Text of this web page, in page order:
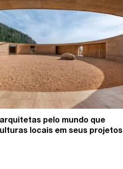
pelo mundo que
locais em seus projetos